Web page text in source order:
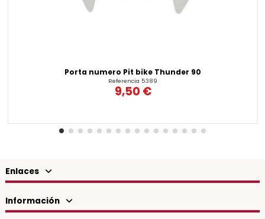
Porta numero Pit bike Thunder 90
Referencia 5389
9,50 €
Enlaces
Información